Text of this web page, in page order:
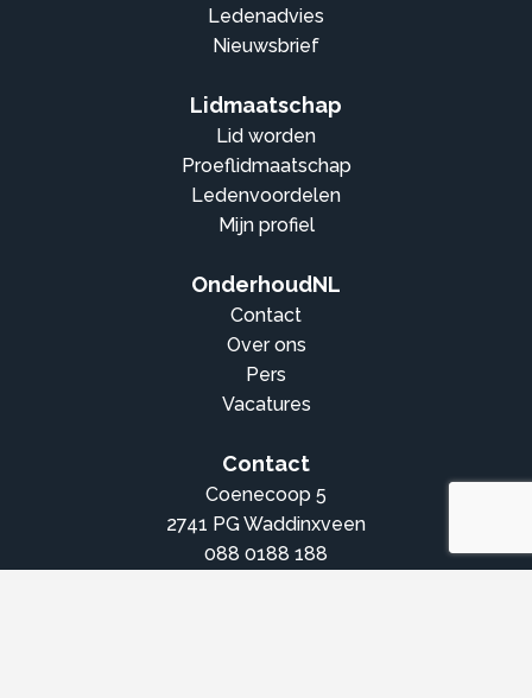
Ledenadvies
Nieuwsbrief
Lidmaatschap
Lid worden
Proeflidmaatschap
Ledenvoordelen
Mijn profiel
OnderhoudNL
Contact
Over ons
Pers
Vacatures
Contact
Coenecoop 5
2741 PG Waddinxveen
088 0188 188